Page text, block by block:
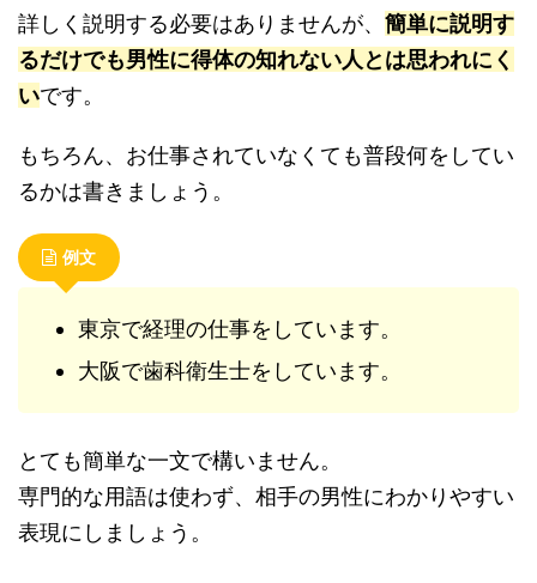
詳しく説明する必要はありませんが、 簡単に説明す
るだけでも男性に得体の知れない人とは思われにく
いです。
もちろん、お仕事されていなくても普段何をしてい
るかは書きましょう。
例文
東京で経理の仕事をしています。
大阪で歯科衛生士をしています。
とても簡単な一文で構いません。
専門的な用語は使わず、相手の男性にわかりやすい
表現にしましょう。